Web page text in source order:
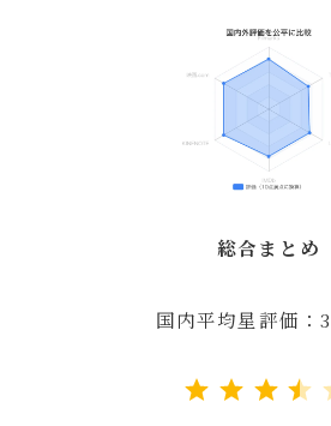
総合まとめ
国内平均星評価：